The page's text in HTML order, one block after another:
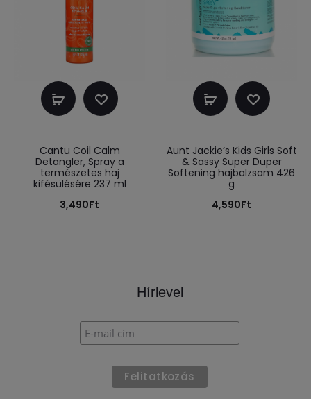
Kosárba
Cantu Coil Calm
Detangler, Spray a
természetes haj
kifésülésére 237 ml
3,490Ft
Kosárba
Aunt Jackie’s Kids Girls Soft
& Sassy Super Duper
Softening hajbalzsam 426
g
4,590Ft
Hírlevel